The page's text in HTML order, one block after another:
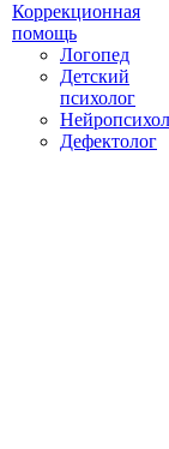
Коррекционная
помощь
Логопед
Детский
психолог
Дефектолог